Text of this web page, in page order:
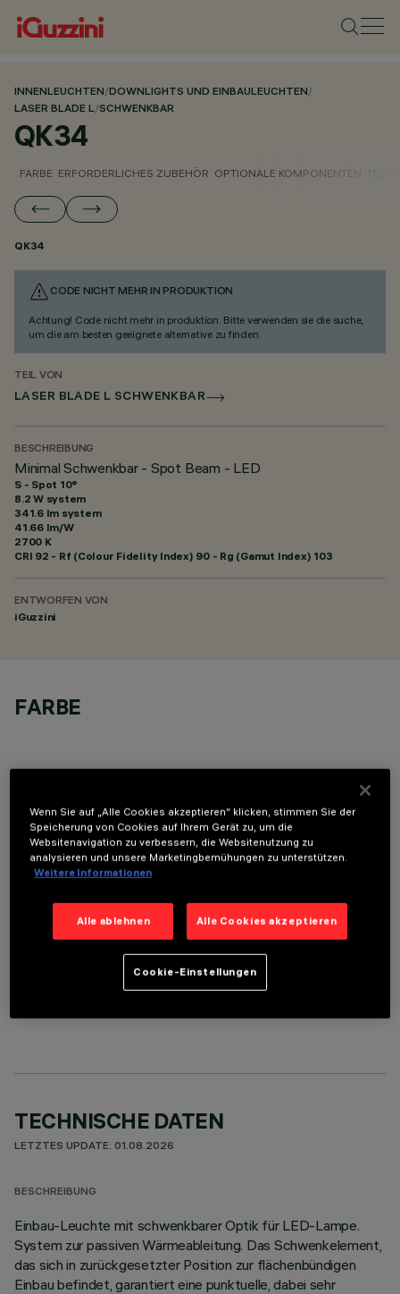
INNENLEUCHTEN/DOWNLIGHTS UND EINBAULEUCHTEN/
LASER BLADE L/SCHWENKBAR
QK34
FARBE ERFORDERLICHES ZUBEHÖR OPTIONALE KOMPONENTEN
QK34
CODE NICHT MEHR IN PRODUKTION
Achtung! Code nicht mehr in produktion. Bitte verwenden sie die suche,
um die am besten geeignete alternative zu finden.
TEIL VON
LASER BLADE L SCHWENKBAR
BESCHREIBUNG
Minimal Schwenkbar - Spot Beam - LED
S - Spot 10°
8.2 W system
341.6 lm system
41.66 lm/W
2700 K
CRI 92 - Rf (Colour Fidelity Index) 90 - Rg (Gamut Index) 103
ENTWORFEN VON
iGuzzini
FARBE
ERFORDERLICHES ZUBEHÖR
Um das Produkt ordnungsgemäß zu installieren und zu betreiben, muss eines der erforderlichen
Zubehörteile bestellt werden:
OPTIONALE KOMPONENTEN
TECHNISCHE DATEN
LETZTES UPDATE: 01.08.2026
BESCHREIBUNG
Einbau-Leuchte mit schwenkbarer Optik für LED-Lampe.
System zur passiven Wärmeableitung. Das Schwenkelement,
das sich in zurückgesetzter Position zur flächenbündigen
Einbau befindet, garantiert eine punktuelle, dabei sehr
Wenn Sie auf „Alle Cookies akzeptieren“ klicken, stimmen Sie der
Speicherung von Cookies auf Ihrem Gerät zu, um die
Websitenavigation zu verbessern, die Websitenutzung zu
analysieren und unsere Marketingbemühungen zu unterstützen.
Weitere Informationen
Alle ablehnen Alle Cookies akzeptieren
Cookie-Einstellungen